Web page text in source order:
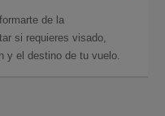
de la
si requieres visado,
y el destino de tu vuelo.